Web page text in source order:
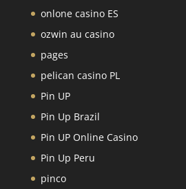
onlone casino ES
ozwin au casino
pages
pelican casino PL
Pin UP
Pin Up Brazil
Pin UP Online Casino
Pin Up Peru
pinco